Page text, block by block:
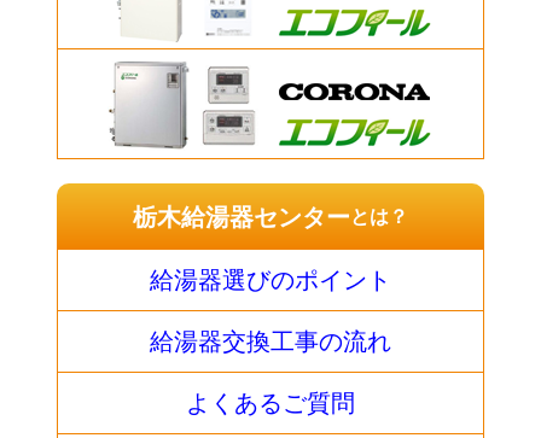
栃木給湯器センターとは？
給湯器選びのポイント
給湯器交換工事の流れ
よくあるご質問